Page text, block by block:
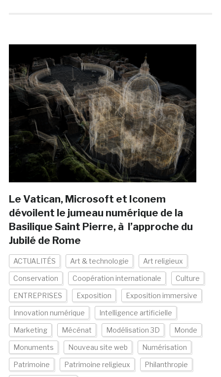
Le Vatican, Microsoft et Iconem
dévoilent le jumeau numérique de la
Basilique Saint Pierre, à l’approche du
Jubilé de Rome
ACTUALITÉS Art & technologie Art religieux
Conservation Coopération internationale Culture
ENTREPRISES Exposition Exposition immersive
Innovation numérique Intelligence artificielle
Marketing Mécénat Modélisation 3D Monde
Monuments Nouveau site web Numérisation
Patrimoine Patrimoine religieux Philanthropie